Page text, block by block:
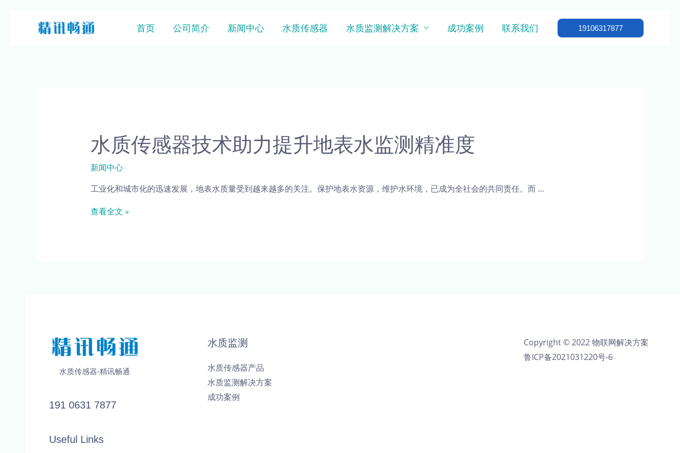
首页 公司简介 新闻中心 水质传感器 水质监测解决方案 成功案例 联系我们 19106317877
水质传感器技术助力提升地表水监测精准度
新闻中心
工业化和城市化的迅速发展，地表水质量受到越来越多的关注。保护地表水资源，维护水环境，已成为全社会的共同责任。而 …
查看全文 »
水质传感器-精讯畅通
191 0631 7877
Useful Links
水质监测
水质传感器产品
水质监测解决方案
成功案例
Copyright © 2022 物联网解决方案
鲁ICP备2021031220号-6